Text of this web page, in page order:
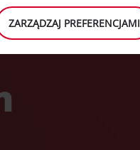
ZARZĄDZAJ PREFERENCJAMI